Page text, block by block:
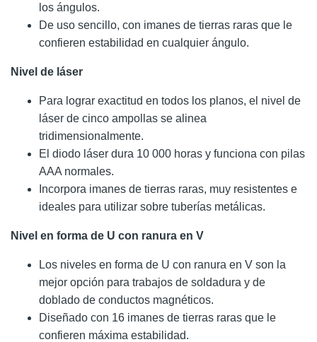
los ángulos.
De uso sencillo, con imanes de tierras raras que le
confieren estabilidad en cualquier ángulo.
Nivel de láser
Para lograr exactitud en todos los planos, el nivel de
láser de cinco ampollas se alinea
tridimensionalmente.
El diodo láser dura 10 000 horas y funciona con pilas
AAA normales.
Incorpora imanes de tierras raras, muy resistentes e
ideales para utilizar sobre tuberías metálicas.
Nivel en forma de U con ranura en V
Los niveles en forma de U con ranura en V son la
mejor opción para trabajos de soldadura y de
doblado de conductos magnéticos.
Diseñado con 16 imanes de tierras raras que le
confieren máxima estabilidad.